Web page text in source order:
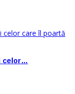
celor…